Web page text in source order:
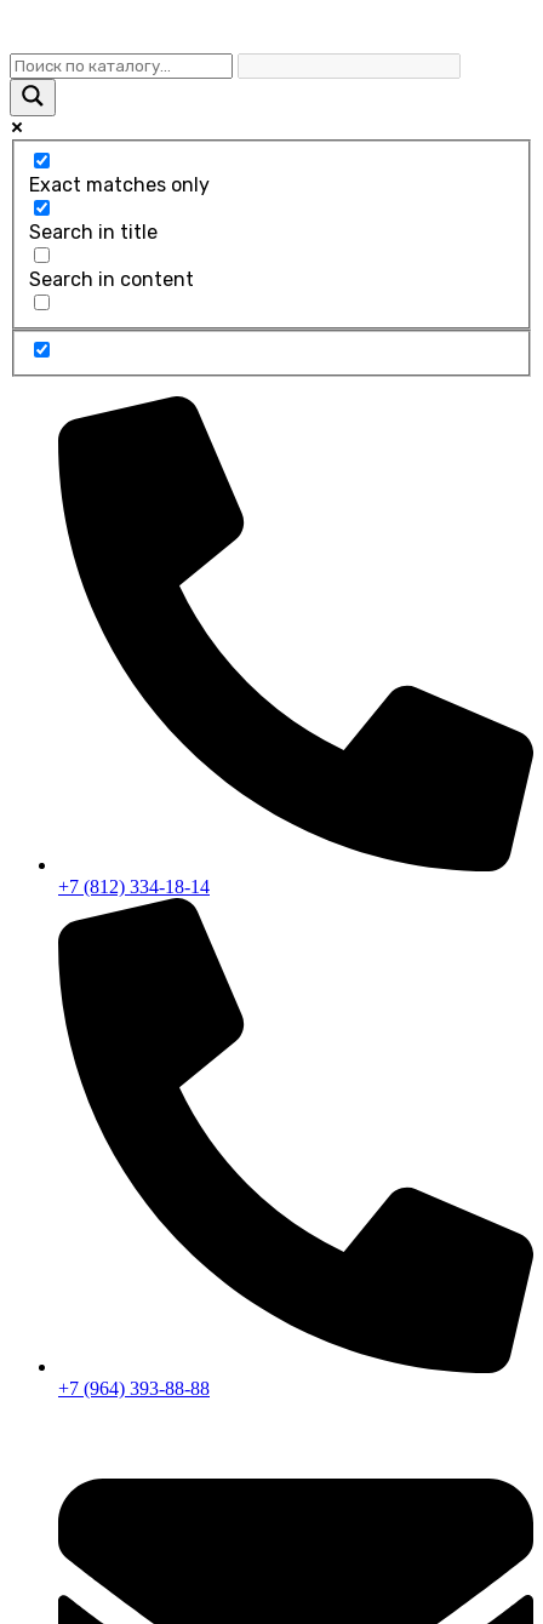
Exact matches only
Search in title
Search in content
+7 (812) 334-18-14
+7 (964) 393-88-88